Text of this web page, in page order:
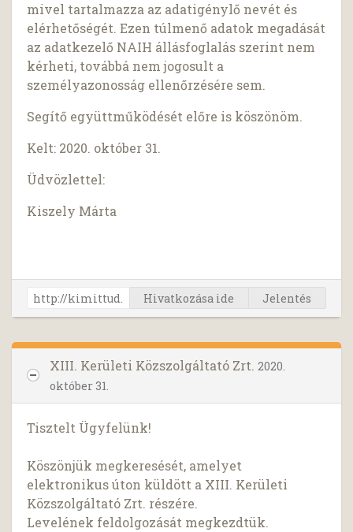
mivel tartalmazza az adatigénylő nevét és
elérhetőségét. Ezen túlmenő adatok megadását
az adatkezelő NAIH állásfoglalás szerint nem
kérheti, továbbá nem jogosult a
személyazonosság ellenőrzésére sem.
Segítő együttműködését előre is köszönöm.
Kelt: 2020. október 31.
Üdvözlettel:
Kiszely Márta
Hivatkozása ide Jelentés
XIII. Kerületi Közszolgáltató Zrt. 2020.
október 31.
Tisztelt Ügyfelünk!
Köszönjük megkeresését, amelyet
elektronikus úton küldött a XIII. Kerületi
Közszolgáltató Zrt. részére.
Levelének feldolgozását megkezdtük.